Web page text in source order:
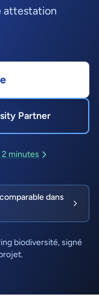
attestation
Partner
minutes
dans
biodiversité, signé